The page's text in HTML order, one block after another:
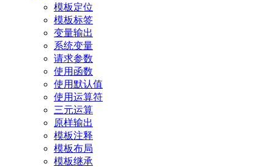
模板定位
模板标签
变量输出
系统变量
请求参数
使用函数
使用默认值
使用运算符
三元运算
原样输出
模板注释
模板布局
模板继承